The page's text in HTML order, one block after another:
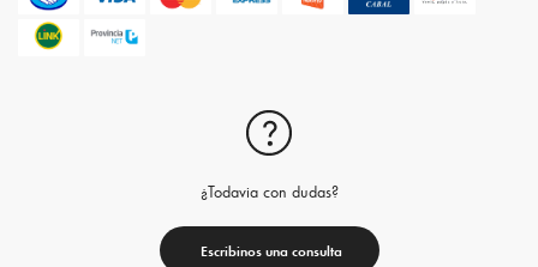
¿Todavia con dudas?
Escribinos una consulta